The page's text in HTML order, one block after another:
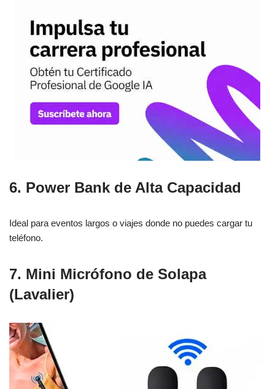
6. Power Bank de Alta Capacidad
Ideal para eventos largos o viajes donde no puedes cargar tu
teléfono.
7. Mini Micrófono de Solapa
(Lavalier)